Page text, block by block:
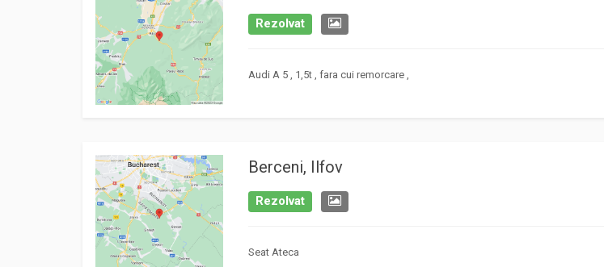
Rezolvat
Audi A 5 , 1,5t , fara cui remorcare ,
Berceni, Ilfov
Rezolvat
Seat Ateca